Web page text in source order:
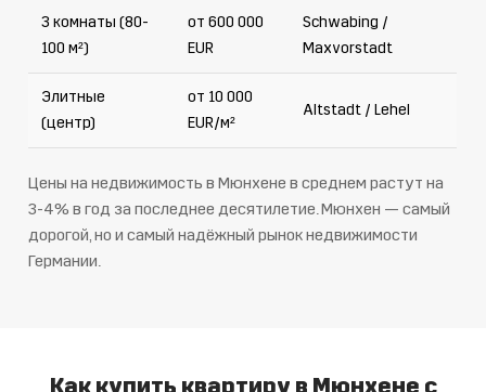
3 комнаты (80-
100 м²)
от 600 000
EUR
Schwabing /
Maxvorstadt
Элитные
(центр)
от 10 000
EUR/м²
Altstadt / Lehel
Цены на недвижимость в Мюнхене в среднем растут на
3-4% в год за последнее десятилетие. Мюнхен — самый
дорогой, но и самый надёжный рынок недвижимости
Германии.